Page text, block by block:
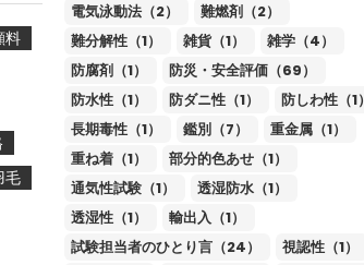
料
毛
電気泳動法（2）
難燃剤（2）
難分解性（1）
雑貨（1）
雑学（4）
防腐剤（1）
防災・安全評価（69）
防水性（1）
防ダニ性（1）
防しわ性（1）
長期毒性（1）
鑑別（7）
重金属（1）
重ね着（1）
部分的色あせ（1）
通気性試験（1）
透湿防水（1）
透湿性（1）
輸出入（1）
試験担当者のひとり言（24）
視認性（1）